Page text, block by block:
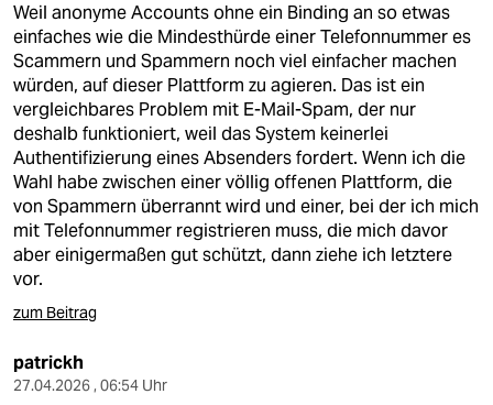
Weil anonyme Accounts ohne ein Binding an so etwas
einfaches wie die Mindesthürde einer Telefonnummer es
Scammern und Spammern noch viel einfacher machen
würden, auf dieser Plattform zu agieren. Das ist ein
vergleichbares Problem mit E-Mail-Spam, der nur
deshalb funktioniert, weil das System keinerlei
Authentifizierung eines Absenders fordert. Wenn ich die
Wahl habe zwischen einer völlig offenen Plattform, die
von Spammern überrannt wird und einer, bei der ich mich
mit Telefonnummer registrieren muss, die mich davor
aber einigermaßen gut schützt, dann ziehe ich letztere
vor.
zum Beitrag
patrickh
27.04.2026 , 06:54 Uhr